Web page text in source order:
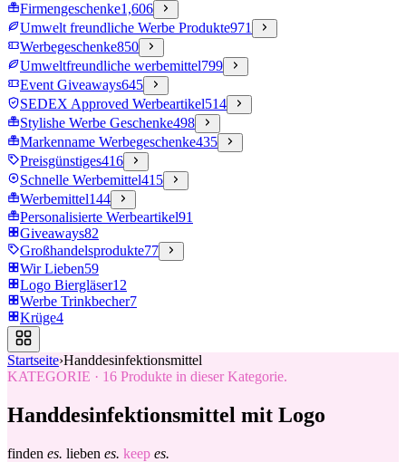
Firmengeschenke1,606
Umwelt freundliche Werbe Produkte971
Werbegeschenke850
Umweltfreundliche werbemittel799
Event Giveaways645
SEDEX Approved Werbeartikel514
Stylishe Werbe Geschenke498
Markenname Werbegeschenke435
Preisgünstiges416
Schnelle Werbemittel415
Werbemittel144
Personalisierte Werbeartikel91
Giveaways82
Großhandelsprodukte77
Wir Lieben59
Logo Biergläser12
Werbe Trinkbecher7
Krüge4
Startseite›Handdesinfektionsmittel
KATEGORIE · 16 Produkte in dieser Kategorie.
Handdesinfektionsmittel mit Logo
finden es. lieben es. keep es.